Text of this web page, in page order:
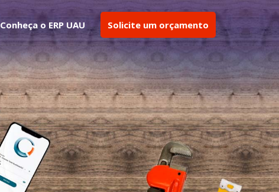
Conheça o ERP UAU Solicite um orçamento